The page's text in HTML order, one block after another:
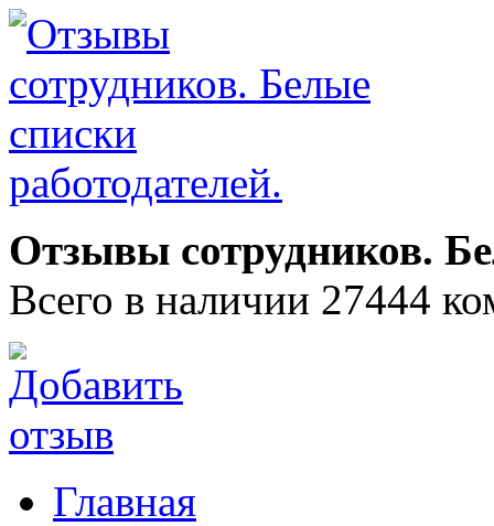
Отзывы сотрудников.
Всего в наличии 27444
Главная